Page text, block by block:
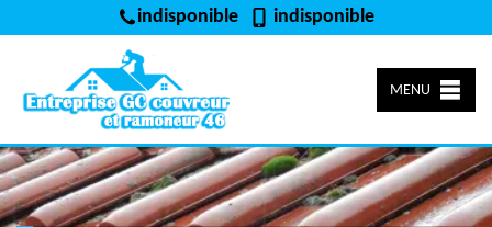
indisponible indisponible
MENU